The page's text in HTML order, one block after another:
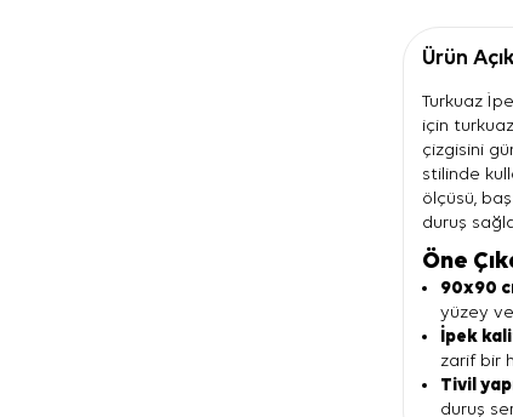
Ürün
Turkuaz
için
çizgisini
stilinde
ölçüsü,
duruş
Öne
90x90
yüzey
İpek
zarif bir
Tivil
duruş